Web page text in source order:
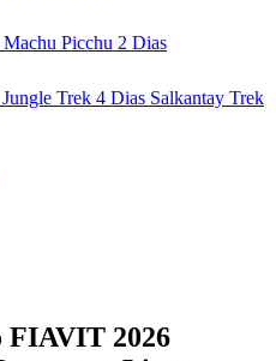
Machu Picchu 2 Dias
Trek 4 Dias Salkantay Trek
FIAVIT 2026